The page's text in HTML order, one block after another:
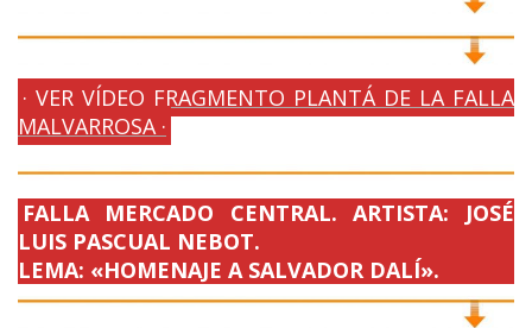
· VER VÍDEO FRAGMENTO PLANTÁ DE LA FALLA
MALVARROSA ·
FALLA MERCADO CENTRAL. ARTISTA: JOSÉ
LUIS PASCUAL NEBOT.
LEMA: «HOMENAJE A SALVADOR DALÍ».